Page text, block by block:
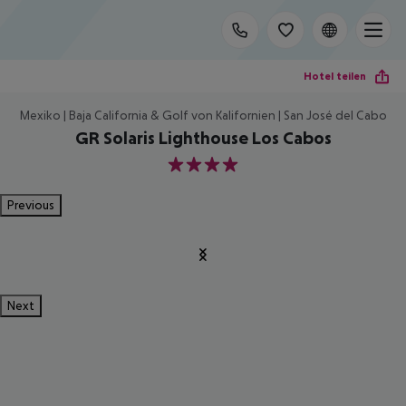
Hotel teilen
Mexiko | Baja California & Golf von Kalifornien | San José del Cabo
GR Solaris Lighthouse Los Cabos
4
Previous
Next